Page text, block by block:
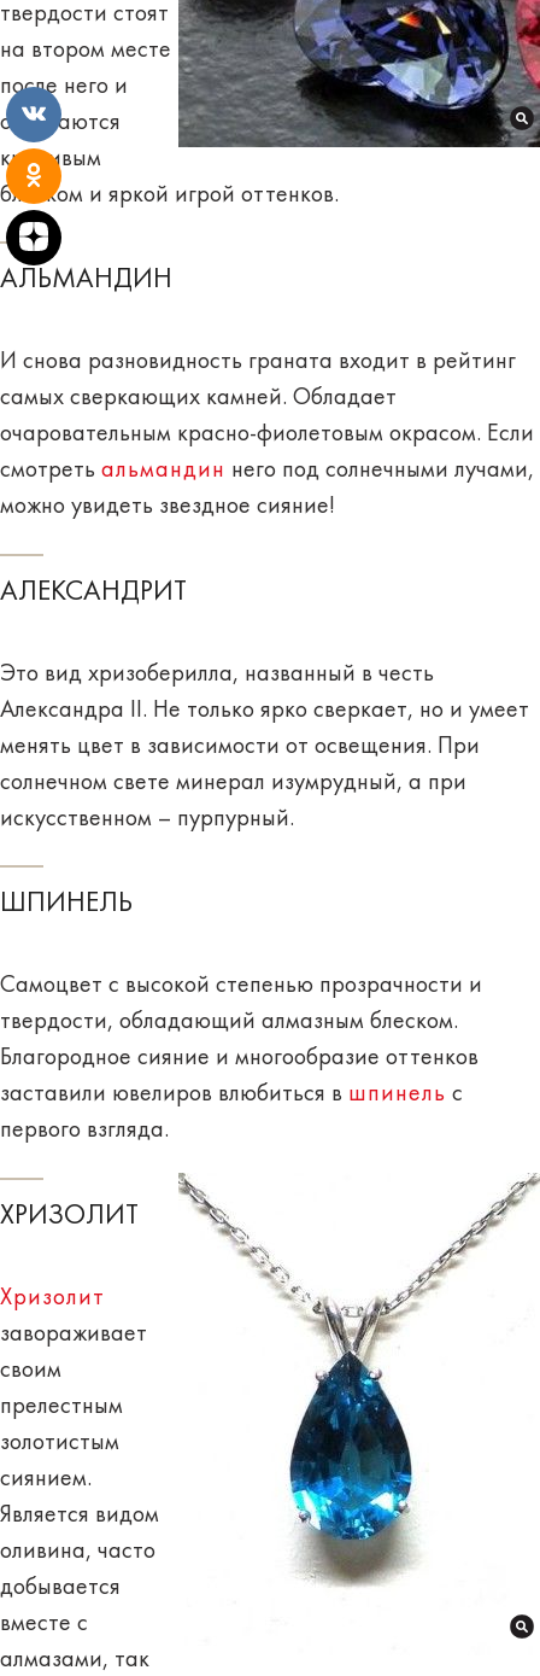
твердости стоят
на втором месте
после него и
отличаются
красивым
блеском и яркой игрой оттенков.
АЛЬМАНДИН
И снова разновидность граната входит в рейтинг
самых сверкающих камней. Обладает
очаровательным красно-фиолетовым окрасом. Если
смотреть альмандин него под солнечными лучами,
можно увидеть звездное сияние!
АЛЕКСАНДРИТ
Это вид хризоберилла, названный в честь
Александра II. Не только ярко сверкает, но и умеет
менять цвет в зависимости от освещения. При
солнечном свете минерал изумрудный, а при
искусственном – пурпурный.
ШПИНЕЛЬ
Самоцвет с высокой степенью прозрачности и
твердости, обладающий алмазным блеском.
Благородное сияние и многообразие оттенков
заставили ювелиров влюбиться в шпинель с
первого взгляда.
ХРИЗОЛИТ
Хризолит
завораживает
своим
прелестным
золотистым
сиянием.
Является видом
оливина, часто
добывается
вместе с
алмазами, так